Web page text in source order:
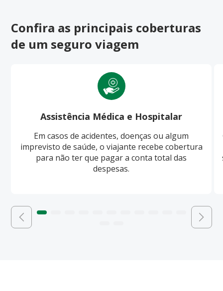
Confira as principais coberturas
de um seguro viagem
Assistência Médica e Hospitalar
Em casos de acidentes, doenças ou algum
imprevisto de saúde, o viajante recebe cobertura
para não ter que pagar a conta total das
despesas.